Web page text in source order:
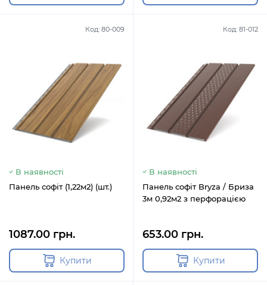
Код: 80-009
В наявності
Панель софіт (1,22м2) (шт.)
1087.00 грн.
Купити
Код: 81-012
В наявності
Панель софіт Bryza / Бриза
3м 0,92м2 з перфорацією
653.00 грн.
Купити